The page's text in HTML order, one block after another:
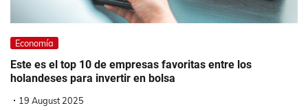
Economía
Este es el top 10 de empresas favoritas entre los
holandeses para invertir en bolsa
19 August 2025